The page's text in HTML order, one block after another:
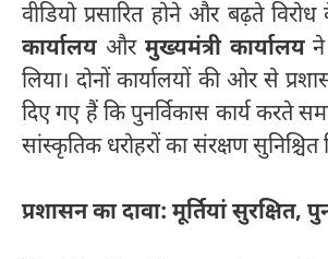
वीडियो प्रसारित होने और बढ़ते
कार्यालय और मुख्यमंत्री कार्यालयने
लिया। दोनों कार्यालयों की ओर से
दिए गए हैं कि पुनर्विकास कार्य करते
सांस्कृतिक धरोहरों का संरक्षण सुनिश्चित
प्रशासन का दावा: मूर्तियां सुरक्षित,